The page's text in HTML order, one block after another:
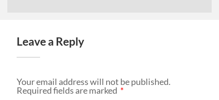
Leave a Reply
Your email address will not be published.
Required fields are marked *